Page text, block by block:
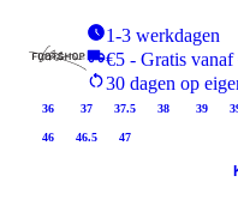
1-3 werkdagen
€5 - Gratis vanaf
30 dagen op
36 37 37.5 38 39
46 46.5 47